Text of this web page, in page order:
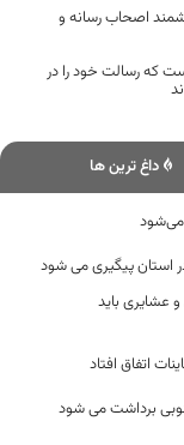
اصحاب رسانه و
که رسالت خود را در
داغ ترین ها
می‌شود
استان پیگیری می شود
عشایری باید